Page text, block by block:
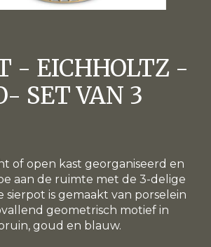
- EICHHOLTZ -
SET VAN 3
of open kast georganiseerd en
aan de ruimte met de 3-delige
sierpot is gemaakt van porselein
geometrisch motief in
goud en blauw.